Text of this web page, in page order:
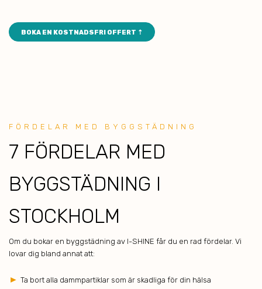
BOKA EN KOSTNADSFRI OFFERT ⇡
FÖRDELAR MED BYGGSTÄDNING
7 F ÖRDELAR MED
BYGGSTÄDNING I
STOCKHOLM
Om du bokar en byggstädning av I-SHINE får du en rad fördelar. Vi
lovar dig bland annat att:
► Ta bort alla dammpartiklar som är skadliga för din hälsa